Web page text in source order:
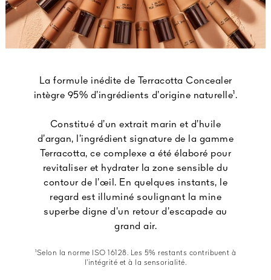
La formule inédite de Terracotta Concealer
intègre 95% d’ingrédients d’origine naturelle¹.
Constitué d’un extrait marin et d’huile
d’argan, l’ingrédient signature de la gamme
Terracotta, ce complexe a été élaboré pour
revitaliser et hydrater la zone sensible du
contour de l’œil. En quelques instants, le
regard est illuminé soulignant la mine
superbe digne d’un retour d’escapade au
grand air.
¹Selon la norme ISO 16128. Les 5% restants contribuent à
l’intégrité et à la sensorialité.